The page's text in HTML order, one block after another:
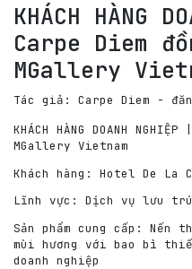
KHÁCH HÀNG
Carpe Diem
MGallery
Tác giả: Carpe Diem -
KHÁCH HÀNG DOANH
MGallery Vietnam
Khách hàng: Hotel De La
Lĩnh vực: Dịch vụ lưu trú
Sản phẩm cung cấp: Nến
mùi hương với bao bì
doanh nghiệp